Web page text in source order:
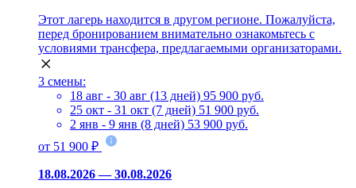
Этот лагерь находится в другом регионе. Пожалуйста,
перед бронированием внимательно ознакомьтесь с
условиями трансфера, предлагаемыми организаторами.
3 смены:
18 авг - 30 авг (13 дней) 95 900 руб.
25 окт - 31 окт (7 дней) 51 900 руб.
2 янв - 9 янв (8 дней) 53 900 руб.
от 51 900 ₽
18.08.2026 — 30.08.2026